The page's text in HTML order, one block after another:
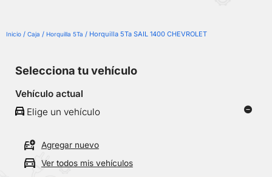
Inicio / Caja / Horquilla 5Ta / Horquilla 5Ta SAIL 1400 CHEVROLET
Selecciona tu vehículo
Vehículo actual
Elige un vehículo
Agregar nuevo
Ver todos mis vehículos